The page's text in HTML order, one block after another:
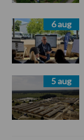
6 aug
5 aug